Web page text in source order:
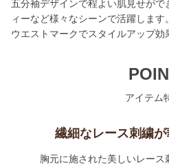
五分袖デザインで程よい肌見せが
ィーなど様々なシーンで活躍します。
ウエストマークでスタイルアップ効
アイテム
繊細なレース刺繍
胸元に施された美しいレー